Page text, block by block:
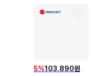
5%103,890원